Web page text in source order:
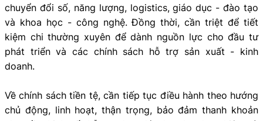
chuyển đổi số, năng lượng, logistics, giáo dục - đào tạo
và khoa học - công nghệ. Đồng thời, cần triệt để tiết
kiệm chi thường xuyên để dành nguồn lực cho đầu tư
phát triển và các chính sách hỗ trợ sản xuất - kinh
doanh.
Về chính sách tiền tệ, cần tiếp tục điều hành theo hướng
chủ động, linh hoạt, thận trọng, bảo đảm thanh khoản